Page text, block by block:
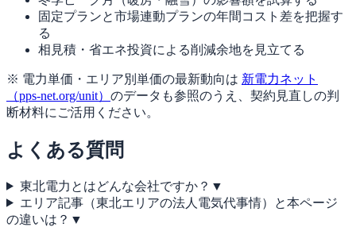
固定プランと市場連動プランの年間コスト差を把握す
る
相見積・省エネ投資による削減余地を見立てる
※ 電力単価・エリア別単価の最新動向は 新電力ネット
（pps-net.org/unit） のデータも参照のうえ、契約見直しの判
断材料にご活用ください。
よくある質問
東北電力とはどんな会社ですか？ ▼
エリア記事（東北エリアの法人電気代事情）と本ページ
の違いは？ ▼